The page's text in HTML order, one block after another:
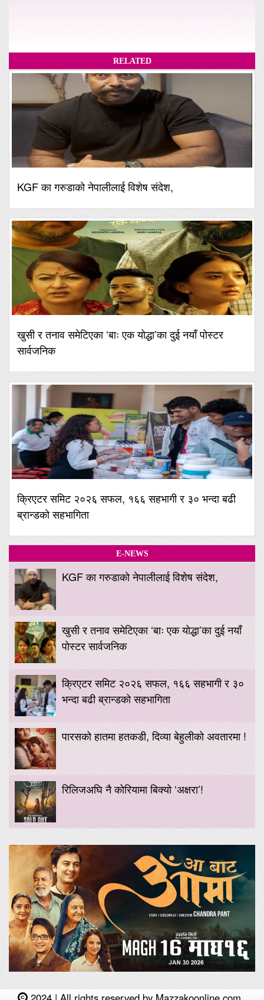
RELATED
KGF का गरुडाको नेपालीलाई विशेष संदेश,
खुसी र तनाव समेटिएका ‘बाः एक योद्धा’का दुई नयाँ पोस्टर
सार्वजनिक
क्रिएटर समिट २०२६ सफल, १६६ सहभागी र ३० भन्दा बढी
ब्रान्डको सहभागिता
E-NEWS
KGF का गरुडाको नेपालीलाई विशेष संदेश,
खुसी र तनाव समेटिएका ‘बाः एक योद्धा’का दुई नयाँ
पोस्टर सार्वजनिक
क्रिएटर समिट २०२६ सफल, १६६ सहभागी र ३०
भन्दा बढी ब्रान्डको सहभागिता
पारसको हातमा हतकडी, दिव्या बेहुलीको अवतारमा !
रिलिजअघि नै कोरियामा बिक्यो ‘अक्षरा’!